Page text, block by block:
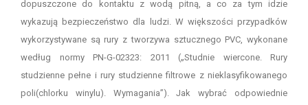
dopuszczone do kontaktu z wodą pitną, a co za tym idzie
wykazują bezpieczeństwo dla ludzi. W większości przypadków
wykorzystywane są rury z tworzywa sztucznego PVC, wykonane
według normy PN-G-02323: 2011 („Studnie wiercone. Rury
studzienne pełne i rury studzienne filtrowe z nieklasyfikowanego
poli(chlorku winylu). Wymagania”). Jak wybrać odpowiednie